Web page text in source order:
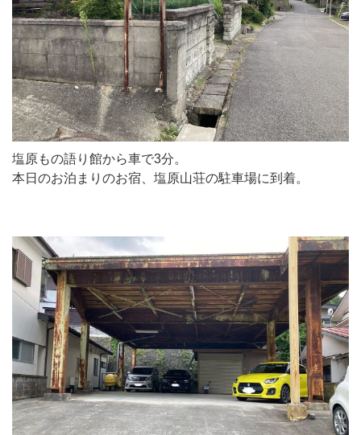
塩原もの語り館から車で3分。
本日のお泊まりのお宿、塩原山荘の駐車場に到着。